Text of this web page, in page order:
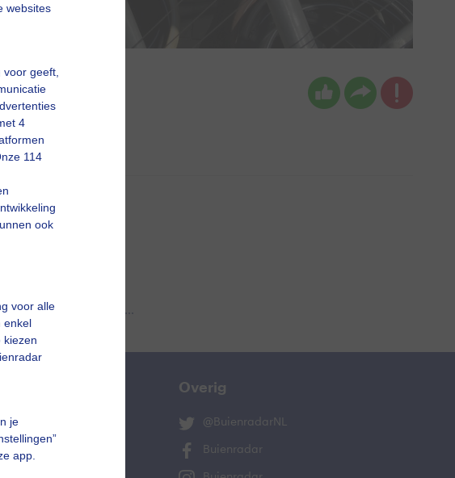
websites
voor geeft,
4
114
ook
voor alle
enkel
kiezen
je
app.
de hitte
moment geduld aub...
Overig
@BuienradarNL
Buienradar